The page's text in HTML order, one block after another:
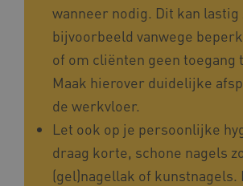
wanneer nodig. Dit kan lastig
bijvoorbeeld vanwege
of om cliënten geen toegang
Maak hierover duidelijke
de werkvloer.
Let ook op je persoonlijke
draag korte, schone nagels
(gel)nagellak of kunstnagels.
BCSessionID
AWSALB
Amazon.com